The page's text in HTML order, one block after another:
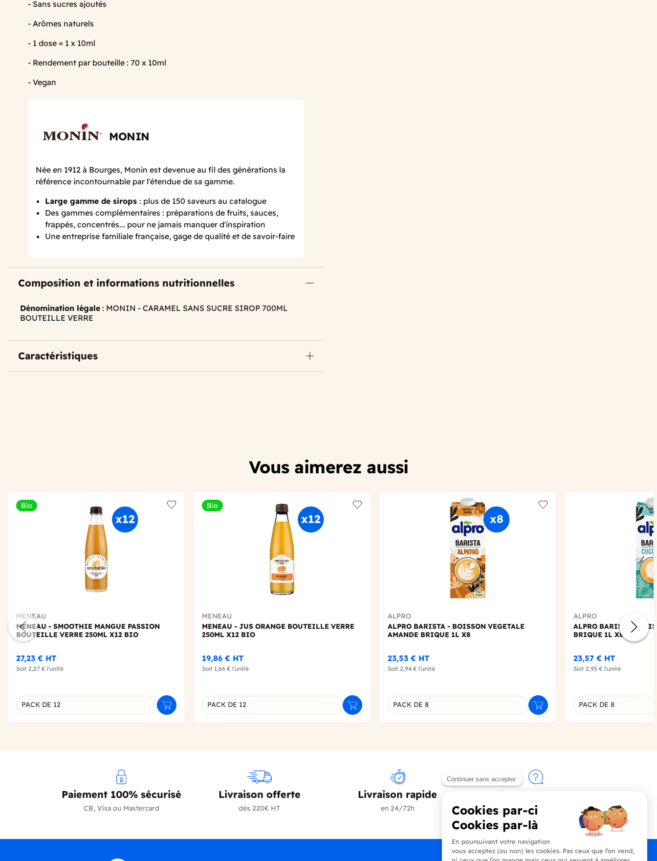
- Sans sucres ajoutés
- Arômes naturels
- 1 dose = 1 x 10ml
- Rendement par bouteille : 70 x 10ml
- Vegan
MONIN
Née en 1912 à Bourges, Monin est devenue au fil des générations la
référence incontournable par l'étendue de sa gamme.
Large gamme de sirops: plus de 150 saveurs au catalogue
Des gammes complémentaires : préparations de fruits, sauces,
frappés, concentrés... pour ne jamais manquer d'inspiration
Une entreprise familiale française, gage de qualité et de savoir-faire
Composition et informations nutritionnelles
Dénomination légale : MONIN - CARAMEL SANS SUCRE SIROP 700ML
BOUTEILLE VERRE
Caractéristiques
Vous aimerez aussi
Bio
Add to wishlist
MENEAU
MENEAU - SMOOTHIE MANGUE PASSION
BOUTEILLE VERRE 250ML X12 BIO
27,23 € HT
Soit 2,27 € l'unité
Déclinaison du produit
PACK DE 12 Ajouter au panier
Bio
MENEAU
MENEAU - JUS ORANGE BOUTEILLE VERRE
250ML X12 BIO
19,86 € HT
Soit 1,66 € l'unité
Déclinaison du produit
PACK DE 12 Ajouter au panier
ALPRO
ALPRO BARISTA - BOISSON VEGETALE
AMANDE BRIQUE 1L X8
23,53 € HT
Soit 2,94 € l'unité
Déclinaison du produit
PACK DE 8 Ajouter au panier
ALPRO
ALPRO BARISTA -
BRIQUE 1L X8
23,57 € HT
Soit 2,95 € l'unité
Déclinaison du produit
PACK DE 8
Paiement 100% sécurisé
CB, Visa ou Mastercard
Livraison offerte
dès 220€ HT
Livraison rapide
en 24/72h
Contactez-nous
+33 (0)4 90 91 20 80